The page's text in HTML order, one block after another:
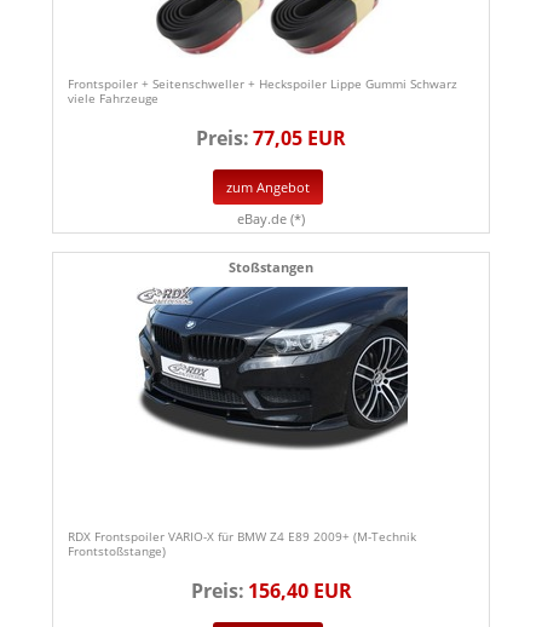
Frontspoiler + Seitenschweller + Heckspoiler Lippe Gummi Schwarz
viele Fahrzeuge
Preis:77,05 EUR
zum Angebot
eBay.de (*)
Stoßstangen
RDX Frontspoiler VARIO-X für BMW Z4 E89 2009+ (M-Technik
Frontstoßstange)
Preis: 156,40 EUR